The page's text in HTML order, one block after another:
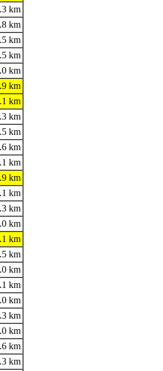
km
km
km
km
km
km
km
km
km
km
km
km
km
km
km
km
km
km
km
km
km
km
km
km